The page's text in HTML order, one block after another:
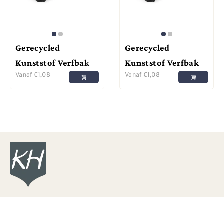
Gerecycled
Kunststof Verfbak
Vanaf €1,08
Gerecycled
Kunststof Verfbak
Vanaf €1,08